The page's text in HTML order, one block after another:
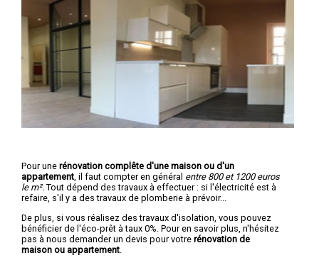
Pour une rénovation complête d'une maison ou d'un
appartement , il faut compter en général entre 800 et 1200 euros
le m². Tout dépend des travaux à effectuer : si l'électricité est à
refaire, s'il y a des travaux de plomberie à prévoir...
De plus, si vous réalisez des travaux d'isolation, vous pouvez
bénéficier de l'éco-prêt à taux 0%. Pour en savoir plus, n'hésitez
pas à nous demander un devis pour votre rénovation de
maison ou appartement